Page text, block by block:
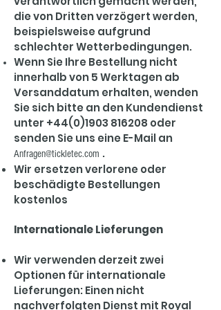
die von Dritten verzögert werden,
beispielsweise aufgrund
schlechter Wetterbedingungen.
Wenn Sie Ihre Bestellung nicht
innerhalb von 5 Werktagen ab
Versanddatum erhalten, wenden
Sie sich bitte an den Kundendienst
unter +44(0)1903 816208 oder
senden Sie uns eine E-Mail an
Anfragen@tickletec.com .
Wir ersetzen verlorene oder
beschädigte Bestellungen
kostenlos
Internationale Lieferungen
Wir verwenden derzeit zwei
Optionen für internationale
Lieferungen: Einen nicht
nachverfolgten Dienst mit Royal